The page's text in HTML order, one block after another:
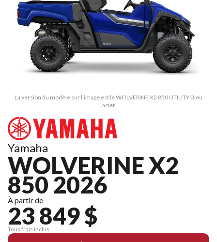
La version du modèle sur l'image est le WOLVERINE X2 850 UTILITY Bleu
acier
Yamaha
WOLVERINE X2
850 2026
À partir de
23 849 $
Tous frais inclus